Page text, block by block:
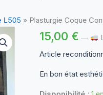
L505 » Plasturgie Coque
15,00 € —
Article
En bon état